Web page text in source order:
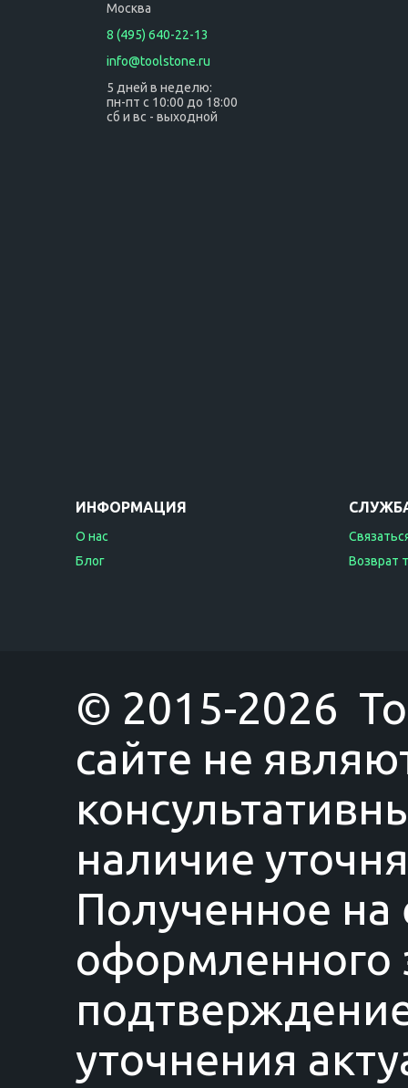
Москва
8 (495) 640-22-13
info@toolstone.ru
5 дней в неделю:
пн-пт с 10:00 до 18:00
сб и вс - выходной
ИНФОРМАЦИЯ
О нас
Блог
Возврат
© 2015-2026
сайте не
наличие
Полученное на
оформленного
уточнения